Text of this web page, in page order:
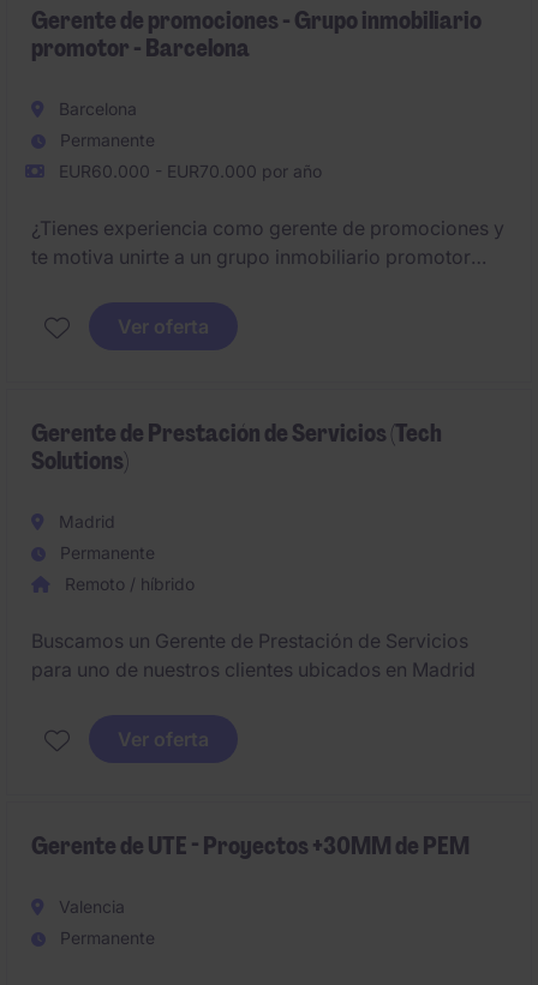
Gerente de promociones - Grupo inmobiliario
promotor - Barcelona
Barcelona
Permanente
EUR60.000 - EUR70.000 por año
¿Tienes experiencia como gerente de promociones y
te motiva unirte a un grupo inmobiliario promotor
Ver oferta
Gerente de Prestación de Servicios (Tech
Solutions)
Madrid
Permanente
Remoto / híbrido
Buscamos un Gerente de Prestación de Servicios
para uno de nuestros clientes ubicados en Madrid
Ver oferta
Gerente de UTE - Proyectos +30MM de PEM
Valencia
Permanente